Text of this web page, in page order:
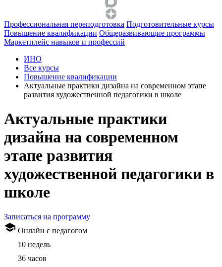
Профессиональная переподготовка Подготовительные курсы
Повышение квалификации Общеразвивающие программы
Маркетплейс навыков и профессий
ИНО
Все курсы
Повышение квалификации
Актуальные практики дизайна на современном этапе
развития художественной педагогики в школе
Актуальные практики
дизайна на современном
этапе развития
художественной педагогики в
школе
Записаться на программу
Онлайн с педагогом
10 недель
36 часов